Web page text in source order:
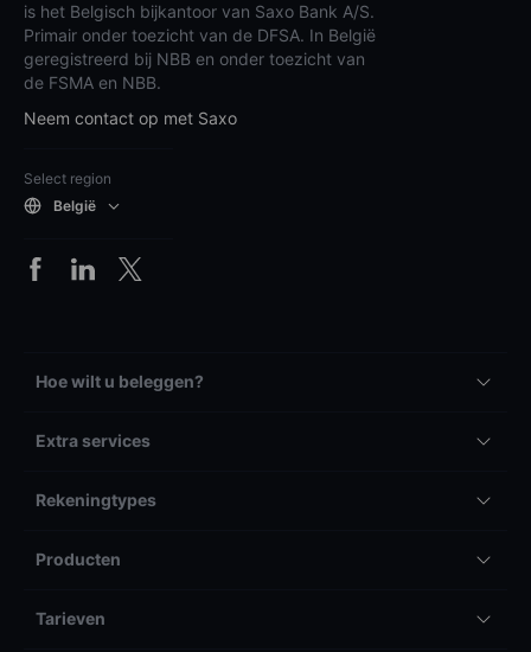
is het Belgisch bijkantoor van Saxo Bank A/S.
Primair onder toezicht van de DFSA. In België
geregistreerd bij NBB en onder toezicht van
de FSMA en NBB.
Neem contact op met Saxo
Select region
België
Hoe wilt u beleggen?
Extra services
Rekeningtypes
Producten
Tarieven